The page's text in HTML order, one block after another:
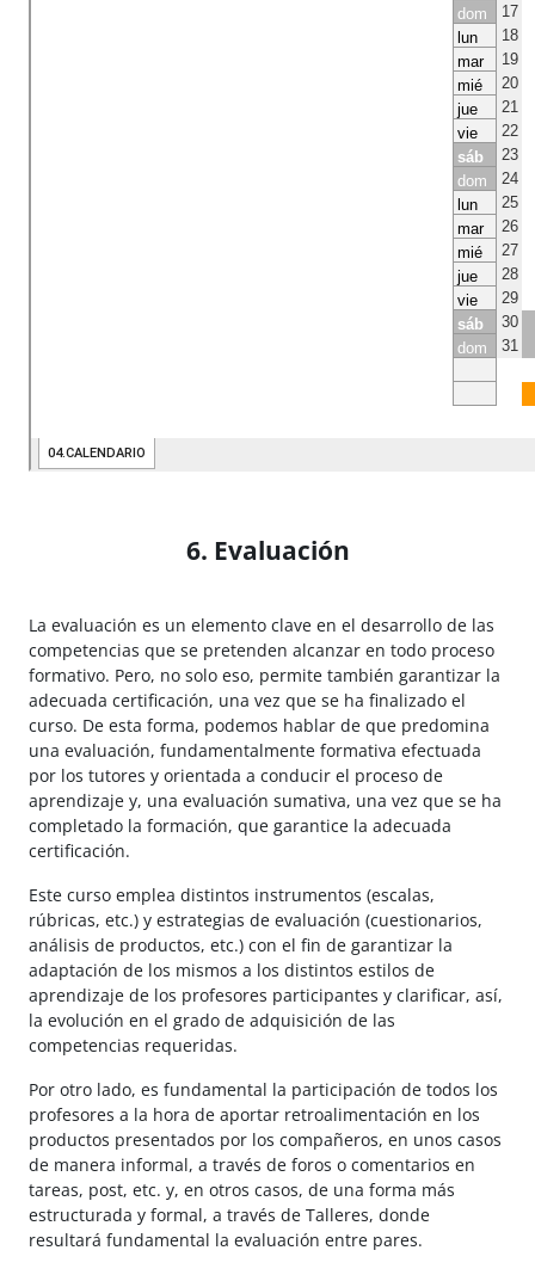
6. Evaluación
La evaluación es un elemento clave en el desarrollo de las
competencias que se pretenden alcanzar en todo proceso
formativo. Pero, no solo eso, permite también garantizar la
adecuada certificación, una vez que se ha finalizado el
curso. De esta forma, podemos hablar de que predomina
una evaluación, fundamentalmente formativa efectuada
por los tutores y orientada a conducir el proceso de
aprendizaje y, una evaluación sumativa, una vez que se ha
completado la formación, que garantice la adecuada
certificación.
Este curso emplea distintos instrumentos (escalas,
rúbricas, etc.) y estrategias de evaluación (cuestionarios,
análisis de productos, etc.) con el fin de garantizar la
adaptación de los mismos a los distintos estilos de
aprendizaje de los profesores participantes y clarificar, así,
la evolución en el grado de adquisición de las
competencias requeridas.
Por otro lado, es fundamental la participación de todos los
profesores a la hora de aportar retroalimentación en los
productos presentados por los compañeros, en unos casos
de manera informal, a través de foros o comentarios en
tareas, post, etc. y, en otros casos, de una forma más
estructurada y formal, a través de Talleres, donde
resultará fundamental la evaluación entre pares.